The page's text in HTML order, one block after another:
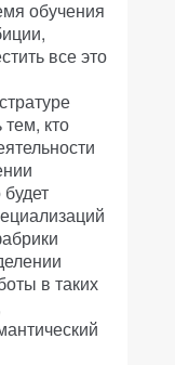
обучения
все это
кто
в таких